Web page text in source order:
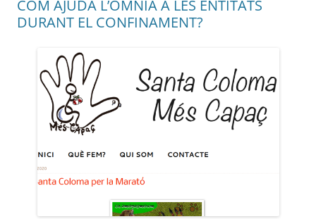
COM AJUDA L’ÒMNIA A LES ENTITATS
DURANT EL CONFINAMENT?